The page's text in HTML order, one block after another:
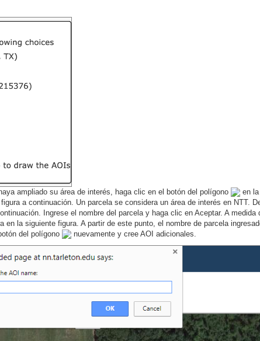
ampliado su área de interés, haga clic en el botón del polígono
en
a continuación. Un parcela se considera un área de interés en NTT.
Ingrese el nombre del parcela y haga clic en Aceptar. A
en la siguiente figura. A partir de este punto, el nombre de parcela
del polígono
nuevamente y cree AOI adicionales.